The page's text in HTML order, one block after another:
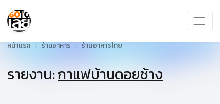
หน้าแรก ร้านอาหาร ร้านอาหารไทย
รายงาน:กาแฟบ้านดอยช้าง